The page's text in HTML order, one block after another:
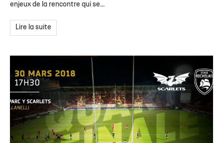
enjeux de la rencontre qui se...
Lire la suite